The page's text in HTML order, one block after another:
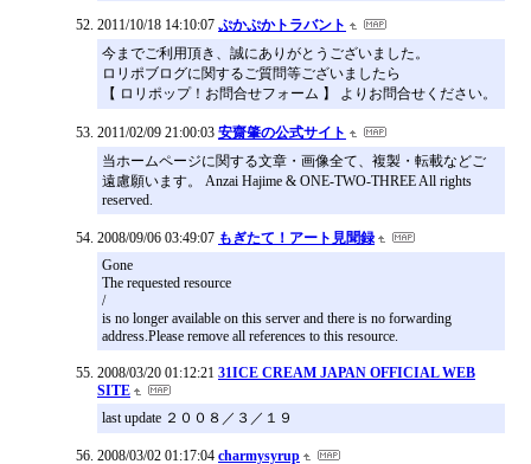
2011/10/18 14:10:07 ぷかぷかトラバント
今までご利用頂き、誠にありがとうございました。
ロリポブログに関するご質問等ございましたら
【 ロリポップ！お問合せフォーム 】 よりお問合せください。
2011/02/09 21:00:03 安齋肇の公式サイト
当ホームページに関する文章・画像全て、複製・転載などご
遠慮願います。 Anzai Hajime & ONE-TWO-THREE All rights
reserved.
2008/09/06 03:49:07 もぎたて！アート見聞録
Gone
The requested resource
/
is no longer available on this server and there is no forwarding
address.Please remove all references to this resource.
2008/03/20 01:12:21 31ICE CREAM JAPAN OFFICIAL WEB
SITE
last update ２００８／３／１９
2008/03/02 01:17:04 charmysyrup